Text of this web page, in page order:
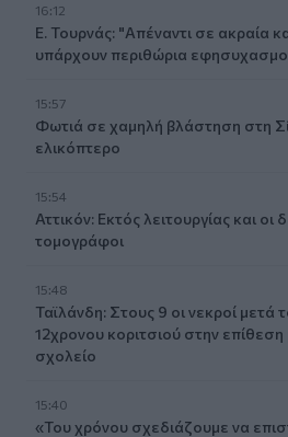
16:12
Ε. Τουρνάς: "Απέναντι σε ακραία
υπάρχουν περιθώρια
15:57
Φωτιά σε χαμηλή βλάστηση στη
ελικόπτερο
15:54
Αττικόν: Εκτός λειτουργίας και οι
τομογράφοι
15:48
Ταϊλάνδη: Στους 9 οι νεκροί μετά
12χρονου κοριτσιού στην
σχολείο
15:40
«Του χρόνου σχεδιάζουμε να